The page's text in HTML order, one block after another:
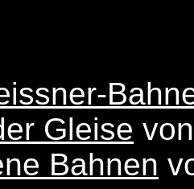
Gleise
Bahnen